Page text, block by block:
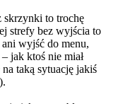
skrzynki to trochę
strefy bez wyjścia to
wyjść do menu,
jak ktoś nie miał
taką sytuację jakiś